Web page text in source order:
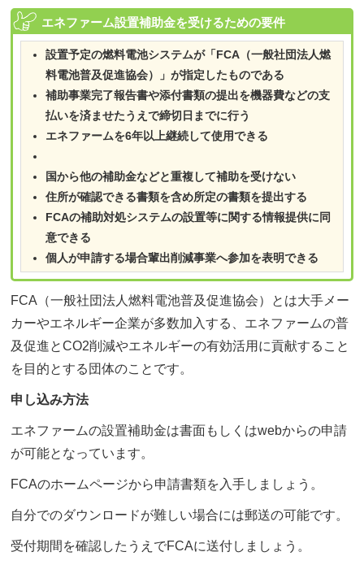
エネファーム設置補助金を受けるための要件
設置予定の燃料電池システムが「FCA（一般社団法人燃
料電池普及促進協会）」が指定したものである
補助事業完了報告書や添付書類の提出を機器費などの支
払いを済ませたうえで締切日までに行う
エネファームを6年以上継続して使用できる
国から他の補助金などと重複して補助を受けない
住所が確認できる書類を含め所定の書類を提出する
FCAの補助対処システムの設置等に関する情報提供に同
意できる
個人が申請する場合輩出削減事業へ参加を表明できる
FCA（一般社団法人燃料電池普及促進協会）とは大手メー
カーやエネルギー企業が多数加入する、エネファームの普
及促進とCO2削減やエネルギーの有効活用に貢献すること
を目的とする団体のことです。
申し込み方法
エネファームの設置補助金は書面もしくはwebからの申請
が可能となっています。
FCAのホームページから申請書類を入手しましょう。
自分でのダウンロードが難しい場合には郵送の可能です。
受付期間を確認したうえでFCAに送付しましょう。